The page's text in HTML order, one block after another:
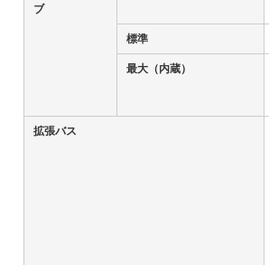
ブ
標準
最大（内蔵）
拡張バス